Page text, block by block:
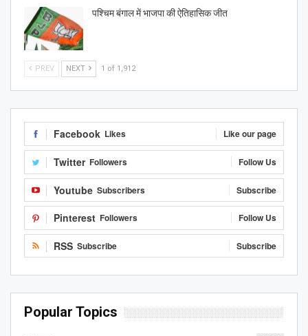
पश्चिम बंगाल में भाजपा की ऐतिहासिक जीत
PREV NEXT 1 of 1,912
Facebook Likes Like our page
Twitter Followers Follow Us
Youtube Subscribers Subscribe
Pinterest Followers Follow Us
RSS Subscribe Subscribe
Popular Topics